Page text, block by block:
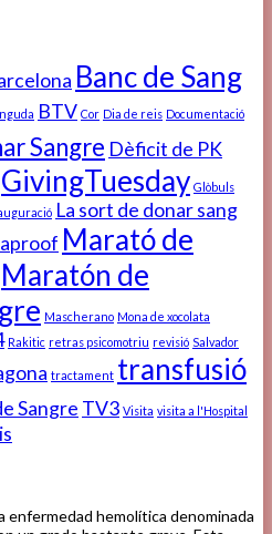
Banc de Sang
BTV Cor Dia de reis Documentació
Sangre Dèficit de PK
GivingTuesday Glòbuls
La sort de donar sang
Marató de
Maratón de
Mascherano Mona de xocolata
Rakitic retras psicomotriu revisió Salvador
tractament transfusió
Sangre TV3 Visita visita a l'Hospital
enfermedad hemolítica denominada